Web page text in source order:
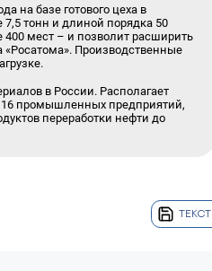
на базе готового цеха в
7,5 тонн и длиной порядка 50
мест – и позволит расширить
Производственные
в России. Располагает
промышленных предприятий,
переработки нефти до
ТЕКСТ